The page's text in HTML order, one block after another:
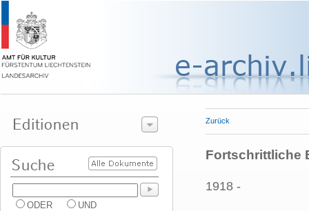
ODER UND
Zurück
Fortschrittliche
1918 -